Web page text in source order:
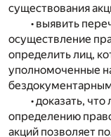
существования
• выявить
осуществление
определить лиц,
уполномоченные
• доказать,
определению
акций позволяет